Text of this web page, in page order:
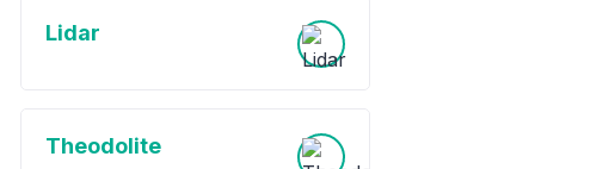
Lidar
Theodolite